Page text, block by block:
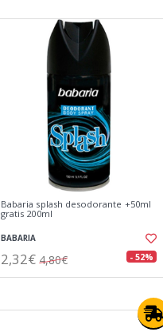
Babaria splash desodorante +50ml
gratis 200ml
BABARIA
2,32€ 4,80€ - 52%